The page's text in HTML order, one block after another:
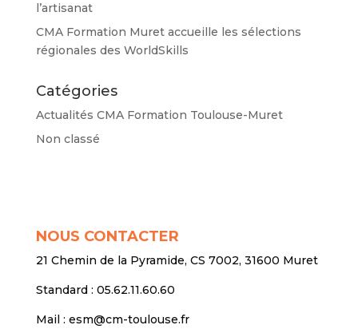
l’artisanat
CMA Formation Muret accueille les sélections
régionales des WorldSkills
Catégories
Actualités CMA Formation Toulouse-Muret
Non classé
NOUS CONTACTER
21 Chemin de la Pyramide, CS 7002, 31600 Muret
Standard : 05.62.11.60.60
Mail : esm@cm-toulouse.fr